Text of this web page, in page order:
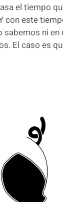
el tiempo
con este
sabemos ni en
El caso es